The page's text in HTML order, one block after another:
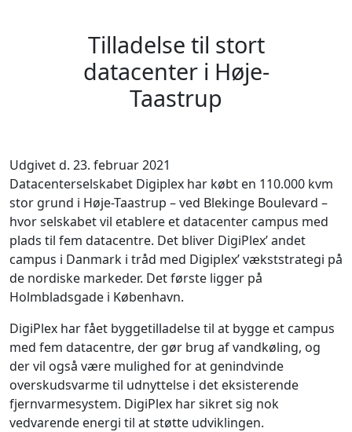
Tilladelse til stort
datacenter i Høje-
Taastrup
Udgivet d. 23. februar 2021
Datacenterselskabet Digiplex har købt en 110.000 kvm
stor grund i Høje-Taastrup – ved Blekinge Boulevard –
hvor selskabet vil etablere et datacenter campus med
plads til fem datacentre. Det bliver DigiPlex’ andet
campus i Danmark i tråd med Digiplex’ vækststrategi på
de nordiske markeder. Det første ligger på
Holmbladsgade i København.
DigiPlex har fået byggetilladelse til at bygge et campus
med fem datacentre, der gør brug af vandkøling, og
der vil også være mulighed for at genindvinde
overskudsvarme til udnyttelse i det eksisterende
fjernvarmesystem. DigiPlex har sikret sig nok
vedvarende energi til at støtte udviklingen.